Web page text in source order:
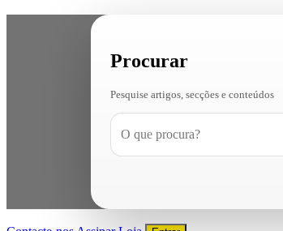
Procurar
Pesquise artigos, secções e conteúdos